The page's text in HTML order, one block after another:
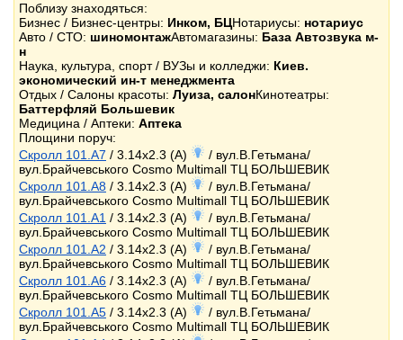
Поблизу знаходяться:
Бизнес / Бизнес-центры: Инком, БЦНотариусы: нотариус
Авто / СТО: шиномонтажАвтомагазины: База Автозвука м-
н
Наука, культура, спорт / ВУЗы и колледжи: Киев.
экономический ин-т менеджмента
Отдых / Салоны красоты: Луиза, салонКинотеатры:
Баттерфляй Большевик
Медицина / Аптеки: Аптека
Площини поруч:
Скролл 101.A7 / 3.14x2.3 (A)
/ вул.В.Гетьмана/
вул.Брайчевського Cosmo Multimall ТЦ БОЛЬШЕВИК
Скролл 101.A8 / 3.14x2.3 (A)
/ вул.В.Гетьмана/
вул.Брайчевського Cosmo Multimall ТЦ БОЛЬШЕВИК
Скролл 101.A1 / 3.14x2.3 (A)
/ вул.В.Гетьмана/
вул.Брайчевського Cosmo Multimall ТЦ БОЛЬШЕВИК
Скролл 101.A2 / 3.14x2.3 (A)
/ вул.В.Гетьмана/
вул.Брайчевського Cosmo Multimall ТЦ БОЛЬШЕВИК
Скролл 101.A6 / 3.14x2.3 (A)
/ вул.В.Гетьмана/
вул.Брайчевського Cosmo Multimall ТЦ БОЛЬШЕВИК
Скролл 101.A5 / 3.14x2.3 (A)
/ вул.В.Гетьмана/
вул.Брайчевського Cosmo Multimall ТЦ БОЛЬШЕВИК